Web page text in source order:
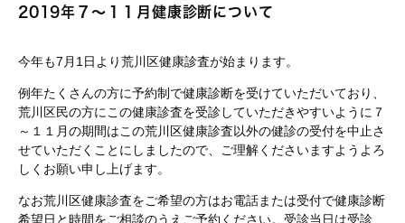
2019年７～１１月健康診断について
今年も7月1日より荒川区健康診査が始まります。
例年たくさんの方に予約制で健康診断を受けていただいており、
荒川区民の方にこの健康診査を受診していただきやすいように７
～１１月の期間はこの荒川区健康診査以外の健診の受付を中止さ
せていただくことにしましたので、ご理解くださいますようよろ
しくお願い申し上げます。
なお荒川区健康診査をご希望の方はお電話または受付で健康診断
希望日と時間をご相談のうえご予約ください。受診当日は受診